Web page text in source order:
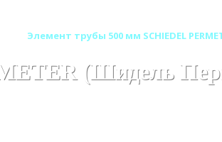
Элемент трубы 500 мм SCHIEDEL
(Шидель